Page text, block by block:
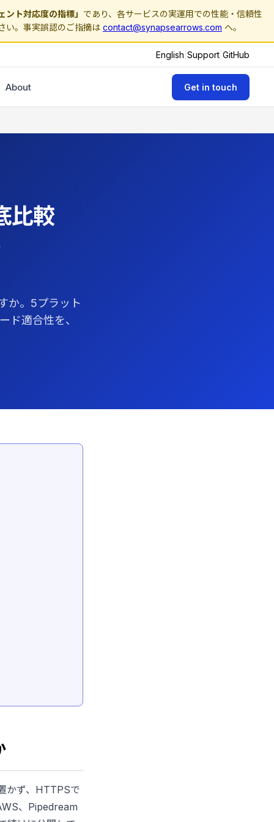
ント対応度の指標」 であり、各サービスの実運用での性能・信頼性
い。事実誤認のご指摘は contact@synapsearrows.com へ。
English Support GitHub
About Get in touch
比較
か。5プラット
ド適合性を、
かず、HTTPSで
、Pipedream